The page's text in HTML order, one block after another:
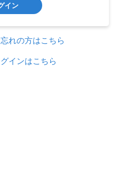
イン
れの方はこちら
インはこちら